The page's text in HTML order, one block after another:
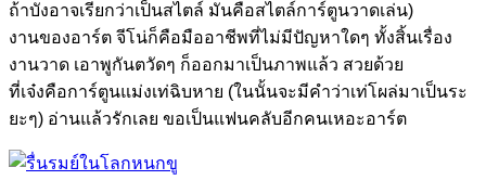
ถ้าบังอาจเรียกว่าเป็นสไตล์ มันคือสไตล์การ์ตูนวาดเล่น)
งานของอาร์ต จีโน่ก็คือมืออาชีพที่ไม่มีปัญหาใดๆ ทั้งสิ้นเรื่อง
งานวาด เอาพูกันตวัดๆ ก็ออกมาเป็นภาพแล้ว สวยด้วย
ที่เจ๋งคือการ์ตูนแม่งเท่ฉิบหาย (ในนั้นจะมีคำว่าเท่โผล่มาเป็นระ
ยะๆ) อ่านแล้วรักเลย ขอเป็นแฟนคลับอีกคนเหอะอาร์ต